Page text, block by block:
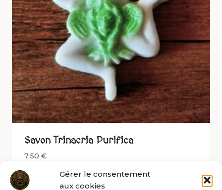
Gérer le consentement
aux cookies
Savon Trinacria Purifica
7,50 €